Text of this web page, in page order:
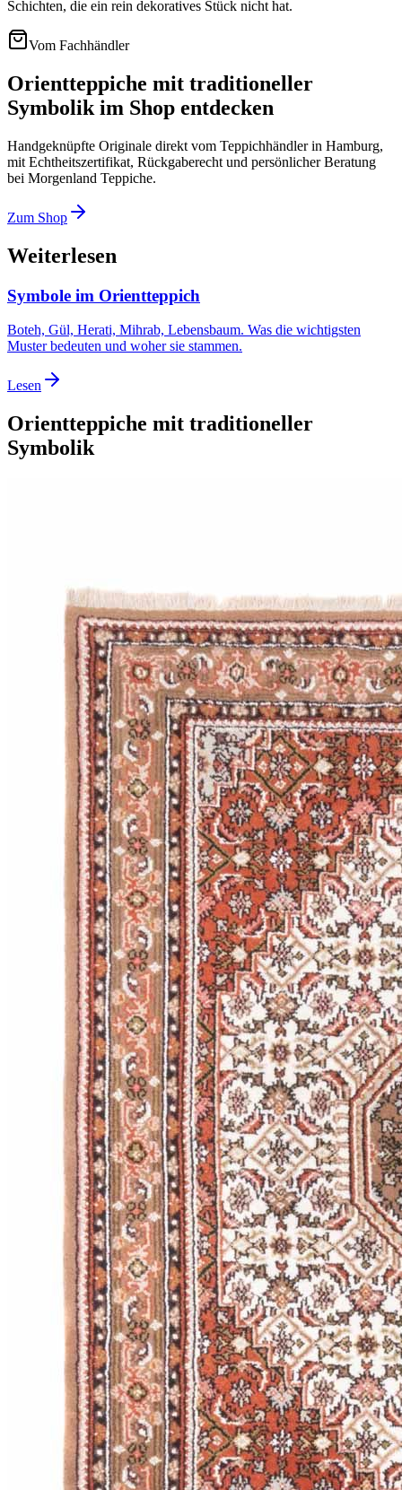
Schichten, die ein rein dekoratives Stück nicht hat.
Vom Fachhändler
Orientteppiche mit traditioneller
Symbolik im Shop entdecken
Handgeknüpfte Originale direkt vom Teppichhändler in Hamburg,
mit Echtheitszertifikat, Rückgaberecht und persönlicher Beratung
bei Morgenland Teppiche.
Zum Shop
Weiterlesen
Symbole im Orientteppich
Boteh, Gül, Herati, Mihrab, Lebensbaum. Was die wichtigsten
Muster bedeuten und woher sie stammen.
Lesen
Orientteppiche mit traditioneller
Symbolik